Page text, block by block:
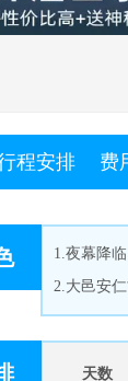
程安排 费
1.夜幕降
2.大邑安
天数